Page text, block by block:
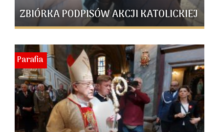
ZBIÓRKA PODPISÓW AKCJI KATOLICKIEJ
Parafia